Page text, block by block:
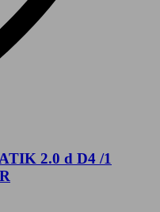
2.0 d D4 /1